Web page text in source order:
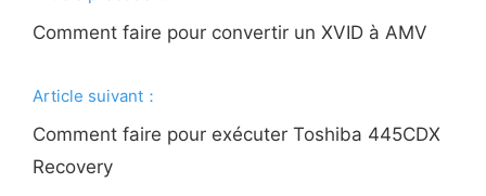
Comment faire pour convertir un XVID à AMV
Article suivant：
Comment faire pour exécuter Toshiba 445CDX
Recovery